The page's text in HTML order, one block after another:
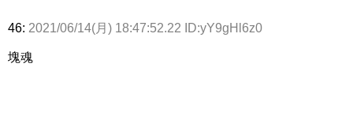
46: 2021/06/14(月) 18:47:52.22 ID:yY9gHl6z0
塊魂